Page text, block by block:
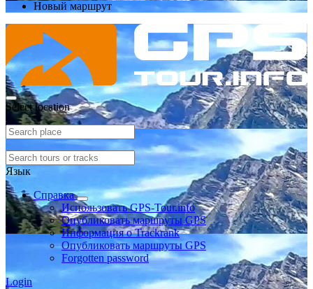
Новый маршрут
Select location
Язык
Справка
Использовать GPS-Tour.info
Опубликовать маршруты GPS
Информация о Trackrank
Опубликовать маршруты GPS
Forgotten password
Login